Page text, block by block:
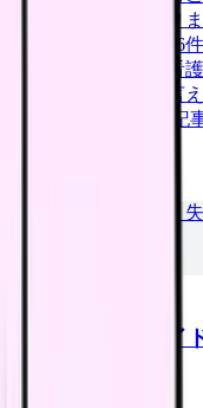
体験談が参考になり
談を成功6件・失敗6
ク、急性期→訪問看
変化と「今だから言え
に伝えます。 この記
師転職の完全ガイ